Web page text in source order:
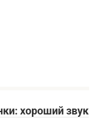
хороший звук